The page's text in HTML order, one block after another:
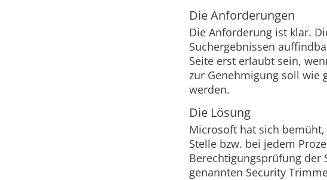
Die Anforderungen
Die Anforderung ist klar.
Suchergebnissen
Seite erst erlaubt sein,
zur Genehmigung soll wie
werden.
Die Lösung
Microsoft hat sich
Stelle bzw. bei jedem
Berechtigungsprüfung der
genannten Security